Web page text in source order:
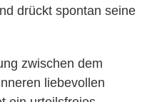
drückt spontan seine
zwischen dem
liebevollen